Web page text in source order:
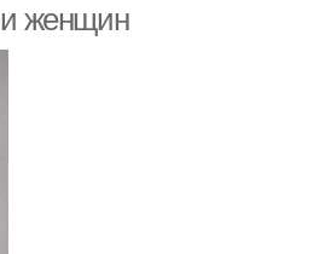
и женщин